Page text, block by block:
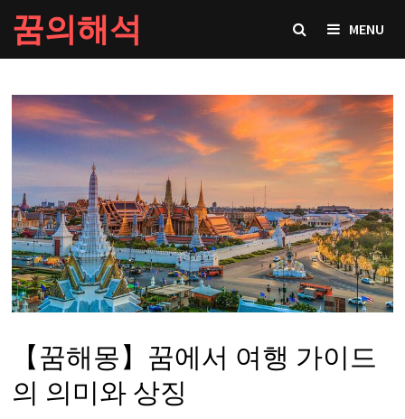
Skip
to
content
꿈의해석 MENU
【꿈해몽】꿈에서 여행 가이드
의 의미와 상징